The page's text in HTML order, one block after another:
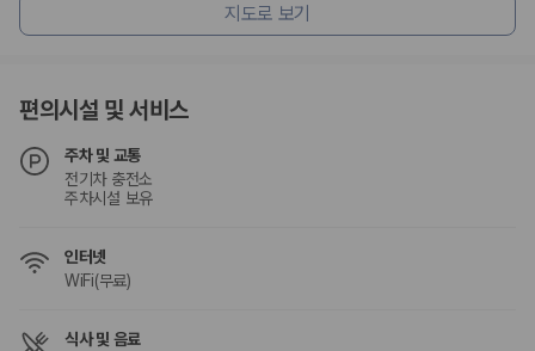
SUV
단체 여행이나 4인 이상 가족 여행에 적합하며 인원수, 짐 공간, 보
제주렌트카 보험까지 비교해야 진짜 가격비교입
동일한 차량이라도 보험 조건에 따라 실제 부담 금액이 달라질 수 있습니
지도로 보기
편의시설 및 서비스
주차 및 교통
전기차 충전소
주차시설 보유
인터넷
WiFi(무료)
식사 및 음료